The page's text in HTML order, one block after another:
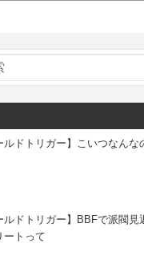
ルドトリガー】こいつなんな
ルドトリガー】BBFで派閥見
ートって